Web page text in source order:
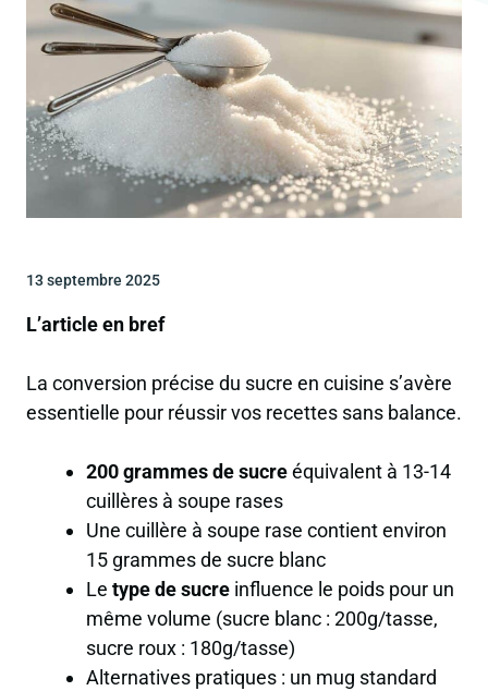
13 septembre 2025
L’article en bref
La conversion précise du sucre en cuisine s’avère
essentielle pour réussir vos recettes sans balance.
200 grammes de sucreéquivalent à 13-14
cuillères à soupe rases
Une cuillère à soupe rase contientenviron
15 grammesde sucre blanc
Le type de sucreinfluence le poids pour un
même volume (sucre blanc : 200g/tasse,
sucre roux : 180g/tasse)
Alternatives pratiques : un mug standard